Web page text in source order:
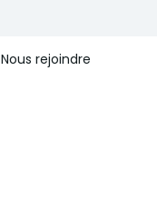
Nous rejoindre